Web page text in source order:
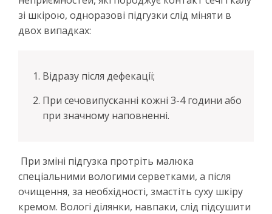
зі шкірою, одноразові підгузки слід міняти в
двох випадках:
Відразу після дефекації;
При сечовипусканні кожні 3-4 години або
при значному наповненні.
При зміні підгузка протріть малюка
спеціальними вологими серветками, а після
очищення, за необхідності, змастіть суху шкіру
кремом. Вологі ділянки, навпаки, слід підсушити